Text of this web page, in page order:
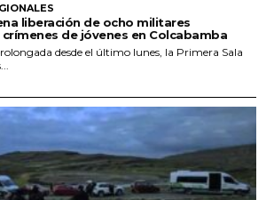
liberación de ocho militares
de jóvenes en Colcabamba
desde el último lunes, la Primera Sala